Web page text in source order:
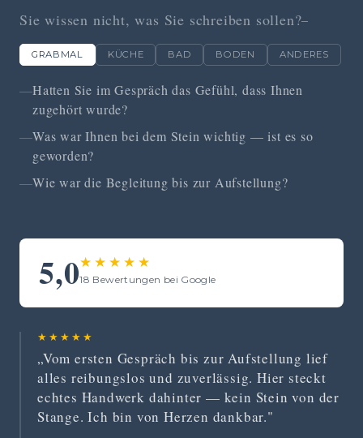
Sie wissen nicht, was Sie schreiben sollen?
GRABMAL KÜCHE BAD BODEN ANDERES
Hatten Sie im Gespräch das Gefühl, dass Ihnen
zugehört wurde?
Was war Ihnen bei dem Stein wichtig — ist es so
geworden?
Wie war die Begleitung bis zur Aufstellung?
5,0★★★★★
18 Bewertungen bei Google
★★★★★
„Vom ersten Gespräch bis zur Aufstellung lief
alles reibungslos und zuverlässig. Hier steckt
echtes Handwerk dahinter — kein Stein von der
Stange. Ich bin von Herzen dankbar."